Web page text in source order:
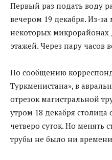
Первый раз подать воду
вечером 19 декабря. Из-
некоторых
этажей. Через пару часов
По сообщению
Туркменистана», в
отрезок магистральной
утром 18 декабря столица
четверо суток. Но менять
трубы не было ни